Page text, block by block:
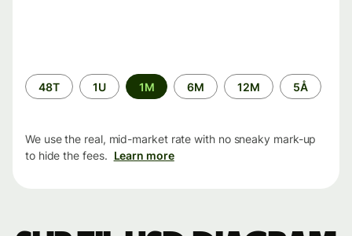
Time
period
48T 1U 1M 6M 12M 5Å
We use the real, mid-market rate with no sneaky mark-up
to hide the fees. Learn more